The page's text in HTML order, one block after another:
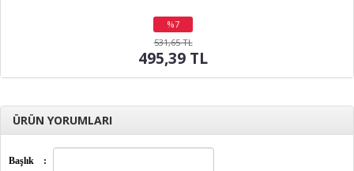
%7
indirim
531,65 TL
495,39 TL
ÜRÜN YORUMLARI
Başlık :